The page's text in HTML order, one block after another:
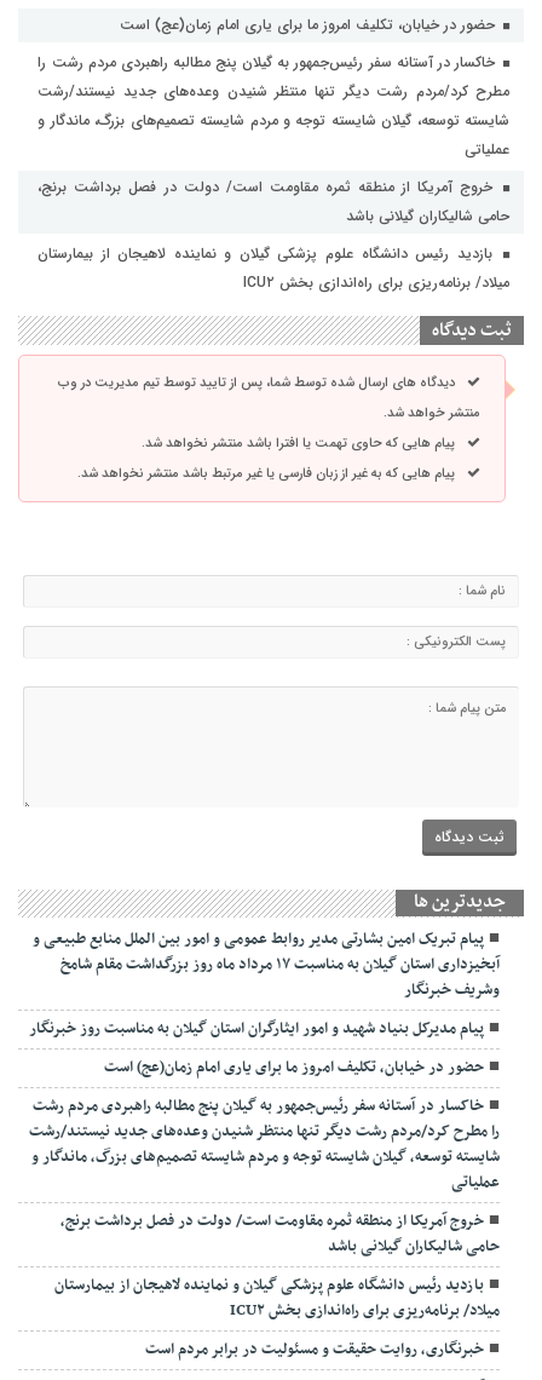
حضور در خیابان، تکلیف امروز ما برای یاری امام زمان(عج) است
خاکسار در آستانه سفر رئیس‌جمهور به گیلان پنج مطالبه راهبردی مردم رشت را
مطرح کرد/مردم رشت دیگر تنها منتظر شنیدن وعده‌های جدید نیستند/رشت
شایسته توسعه، گیلان شایسته توجه و مردم شایسته تصمیم‌های بزرگ، ماندگار و
عملیاتی
خروج آمریکا از منطقه ثمره مقاومت است/ دولت در فصل برداشت برنج،
حامی شالیکاران گیلانی باشد
بازدید رئیس دانشگاه علوم پزشکی گیلان و نماینده لاهیجان از بیمارستان
میلاد/ برنامه‌ریزی برای راه‌اندازی بخش ICU۲
ثبت دیدگاه
دیدگاه های ارسال شده توسط شما، پس از تایید توسط تیم مدیریت در وب
منتشر خواهد شد.
پیام هایی که حاوی تهمت یا افترا باشد منتشر نخواهد شد.
پیام هایی که به غیر از زبان فارسی یا غیر مرتبط باشد منتشر نخواهد شد.
جديدترين ها
پیام تبریک امین بشارتی مدیر روابط عمومی و امور بین الملل منابع طبیعی و
آبخیزداری استان گیلان به مناسبت ۱۷ مرداد ماه روز بزرگداشت مقام شامخ
وشریف خبرنگار
پیام مدیرکل بنیاد شهید و امور ایثارگران استان گیلان به مناسبت روز خبرنگار
حضور در خیابان، تکلیف امروز ما برای یاری امام زمان(عج) است
خاکسار در آستانه سفر رئیس‌جمهور به گیلان پنج مطالبه راهبردی مردم رشت
را مطرح کرد/مردم رشت دیگر تنها منتظر شنیدن وعده‌های جدید نیستند/رشت
شایسته توسعه، گیلان شایسته توجه و مردم شایسته تصمیم‌های بزرگ، ماندگار و
عملیاتی
خروج آمریکا از منطقه ثمره مقاومت است/ دولت در فصل برداشت برنج،
حامی شالیکاران گیلانی باشد
بازدید رئیس دانشگاه علوم پزشکی گیلان و نماینده لاهیجان از بیمارستان
میلاد/ برنامه‌ریزی برای راه‌اندازی بخش ICU۲
خبرنگاری، روایت حقیقت و مسئولیت‌ در برابر مردم است